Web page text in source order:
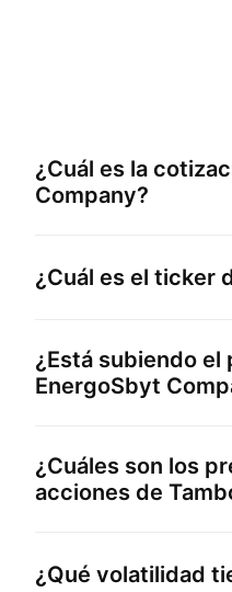
¿Cuál es la
Company?
¿Cuál es el ticker
¿Está subiendo el
EnergoSbyt
¿Cuáles son los
acciones de
¿Qué volatilidad